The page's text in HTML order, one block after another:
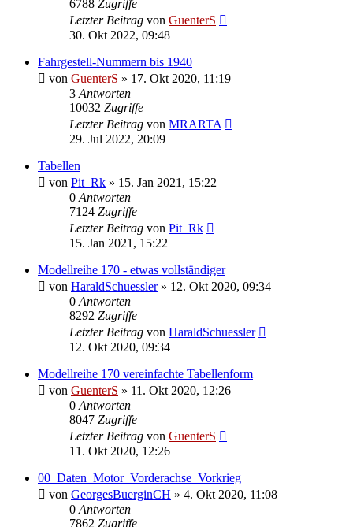
6788 Zugriffe
Letzter Beitrag von GuenterS
30. Okt 2022, 09:48
Fahrgestell-Nummern bis 1940
von GuenterS » 17. Okt 2020, 11:19
3 Antworten
10032 Zugriffe
Letzter Beitrag von MRARTA
29. Jul 2022, 20:09
Tabellen
von Pit_Rk » 15. Jan 2021, 15:22
0 Antworten
7124 Zugriffe
Letzter Beitrag von Pit_Rk
15. Jan 2021, 15:22
Modellreihe 170 - etwas vollständiger
von HaraldSchuessler» 12. Okt 2020, 09:34
0 Antworten
8292 Zugriffe
Letzter Beitrag von HaraldSchuessler
12. Okt 2020, 09:34
Modellreihe 170 vereinfachte Tabellenform
von GuenterS » 11. Okt 2020, 12:26
0 Antworten
8047 Zugriffe
Letzter Beitrag von GuenterS
11. Okt 2020, 12:26
00_Daten_Motor_Vorderachse_Vorkrieg
von GeorgesBuerginCH » 4. Okt 2020, 11:08
0 Antworten
7862 Zugriffe